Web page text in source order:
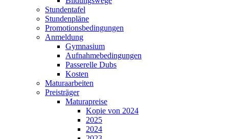
Stundentafel
Stundenpläne
Promotionsbedingungen
Anmeldung
Gymnasium
Aufnahmebedingungen
Passerelle Dubs
Kosten
Maturaarbeiten
Preisträger
Maturapreise
Kopie von 2024
2025
2024